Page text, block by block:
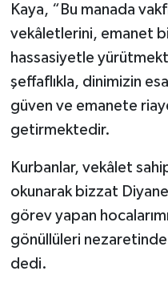
Kaya, “Bu manada
vekâletlerini, emanet
hassasiyetle
şeffaflıkla, dinimizin
güven ve emanete
getirmektedir.
Kurbanlar, vekâlet
okunarak bizzat
görev yapan
gönüllüleri
dedi.